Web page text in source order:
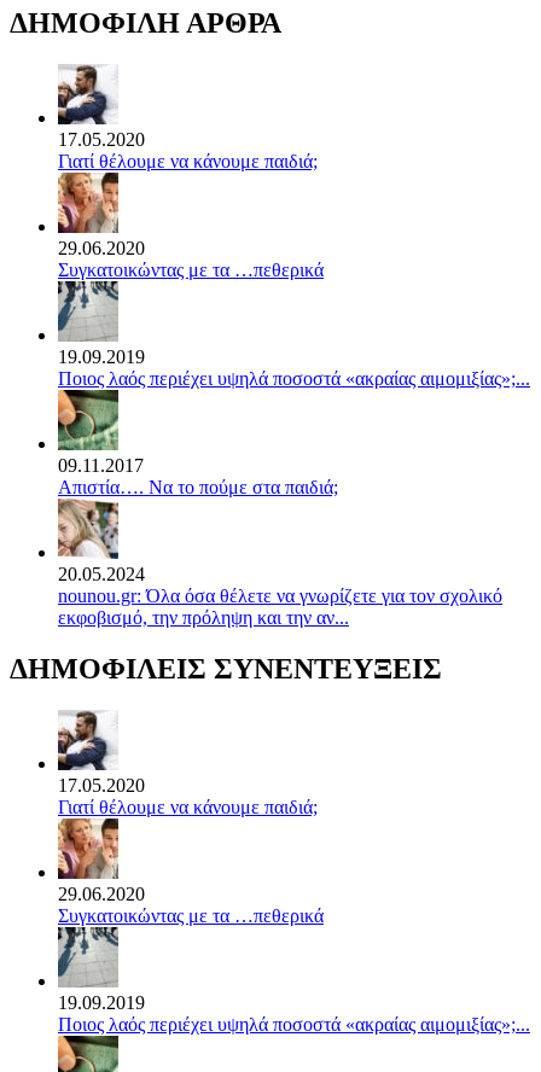
ΔΗΜΟΦΙΛΗ ΑΡΘΡΑ
17.05.2020
Γιατί θέλουμε να κάνουμε παιδιά;
29.06.2020
Συγκατοικώντας με τα …πεθερικά
19.09.2019
Ποιος λαός περιέχει υψηλά ποσοστά «ακραίας αιμομιξίας»;...
09.11.2017
Απιστία…. Να το πούμε στα παιδιά;
20.05.2024
nounou.gr: Όλα όσα θέλετε να γνωρίζετε για τον σχολικό
εκφοβισμό, την πρόληψη και την αν...
ΔΗΜΟΦΙΛΕΙΣ ΣΥΝΕΝΤΕΥΞΕΙΣ
17.05.2020
Γιατί θέλουμε να κάνουμε παιδιά;
29.06.2020
Συγκατοικώντας με τα …πεθερικά
19.09.2019
Ποιος λαός περιέχει υψηλά ποσοστά «ακραίας αιμομιξίας»;...